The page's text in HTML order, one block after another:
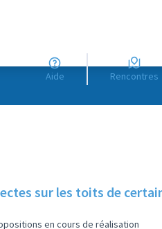
Aide Rencontres
sur les toits de
en cours de réalisation